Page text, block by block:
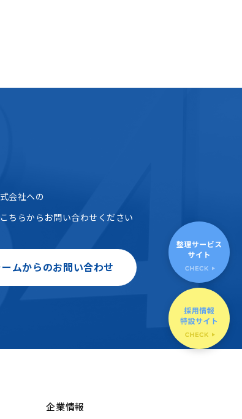
会社への
ちらからお問い合わせください
ムからのお問い合わせ
企業情報